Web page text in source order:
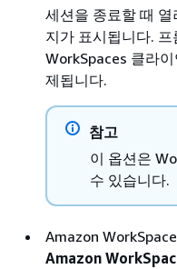
세션을 종료할 때
지가 표시됩니다. 프
WorkSpaces 클라
제됩니다.
참고
이 옵션은
수 있습니다.
Amazon
Amazon